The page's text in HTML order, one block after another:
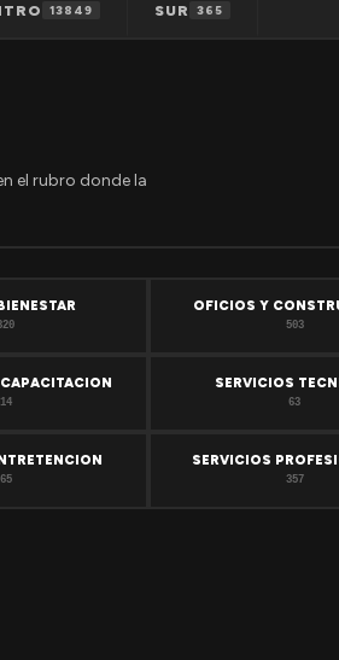
13849 SUR 365
el rubro donde la
OFICIOS Y
503
SERVICIOS
63
SERVICIOS
357